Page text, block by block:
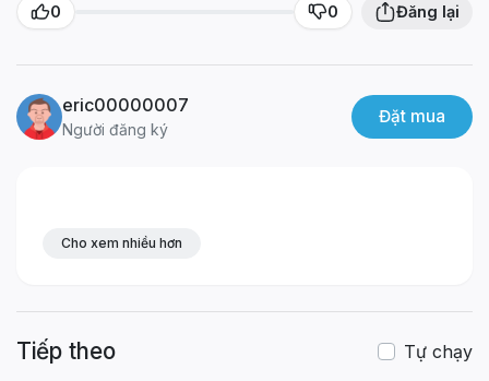
0 0 Đăng lại
eric00000007
Người đăng ký
Đặt mua
Cho xem nhiều hơn
Tiếp theo
Tự chạy